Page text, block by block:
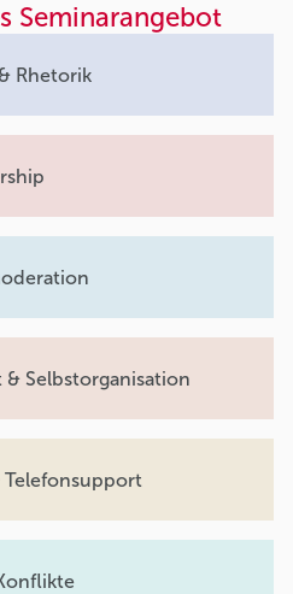
Seminarangebot
Rhetorik
Selbstorganisation
Telefonsupport